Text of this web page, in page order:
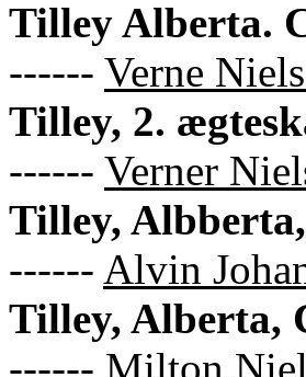
Tilley Alberta.
------ Verne
Tilley, 2.
------ Verner
Tilley,
------ Alvin
Tilley, Alberta,